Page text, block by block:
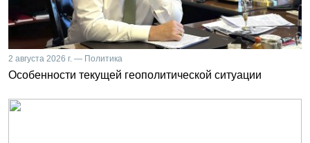
2 августа 2026 г. — Политика
Особенности текущей геополитической ситуации